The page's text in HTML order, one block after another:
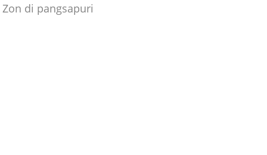
Zon di pangsapuri